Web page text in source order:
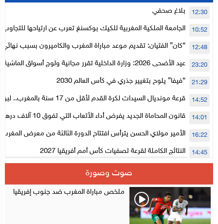
بلاغ صحفي 12:30
الجامعة الملكية المغربية للكيك بوكسنغ تعرب عن ارتياحها
الأعلى للحسابات
10:52
“كان” الفتيان: تقديم موعد مباراة المغرب والكاميرون بسبب نهائي 12:48
عيد الأضحى 2026: وزارة الداخلية تقرر مجانية ولوج أسواق
لتنظيمها
23:20
“فيفا” يلوح بتغيير جذري في كأس العالم 2030 21:29
قرعة مونديال السيدات لكرة القدم لأقل
المستوى الأول
14:52
قانون المحاماة الجديد يفرض أداء الأتعاب التي تفوق 10 آلاف درهم بالشيك 14:01
الأمير مولاي الحسن يترأس افتتاح الدورة الثالثة من معرض المغرب
الإلكترونية
16:22
النتائج الكاملة لقرعة تصفيات كأس أمم أفريقيا 2027 14:45
سلا.. توقيف ثلاثة مروجين وحجز أكثر من 4300 قرص مخدر وكوكايين وإكستازي
أقراص مهلوسة داخل فضاء للشيشة تستنفر شرطة أكادير 12:48
صوت وصورة
ملخص مباراة المغرب ضد جنوب إفريقيا